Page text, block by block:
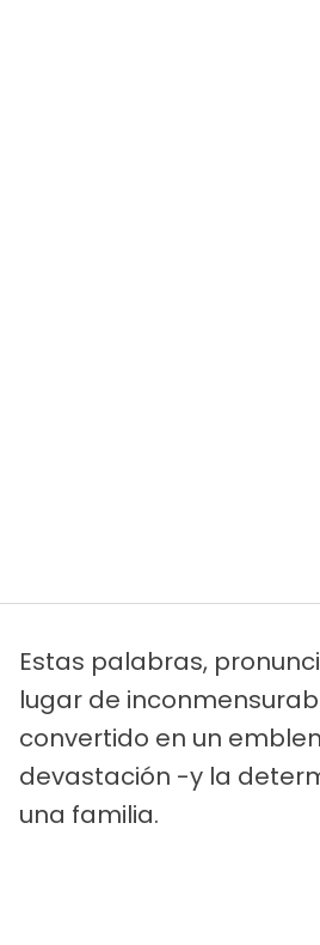
Estas palabras,
lugar de
convertido en un
devastación -y la
una familia.